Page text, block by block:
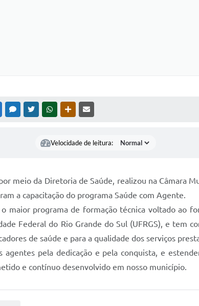
FACEBOOKMESSENGER
TWITTERWHATSAPPOUTRAS MÍDIAS
Velocidade de leitura:
meio da Diretoria de Saúde, realizou na Câmara
a capacitação do programa Saúde com Agente.
maior programa de formação técnica voltado ao
Federal do Rio Grande do Sul (UFRGS), e
de saúde e para a qualidade dos serviços
agentes pela dedicação e pela conquista, e
e contínuo desenvolvido em nosso município.